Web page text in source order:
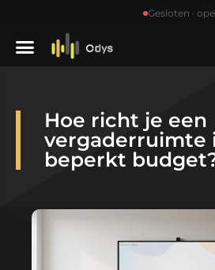
Gesloten ·
Hoe richt je een
vergaderruimte
beperkt